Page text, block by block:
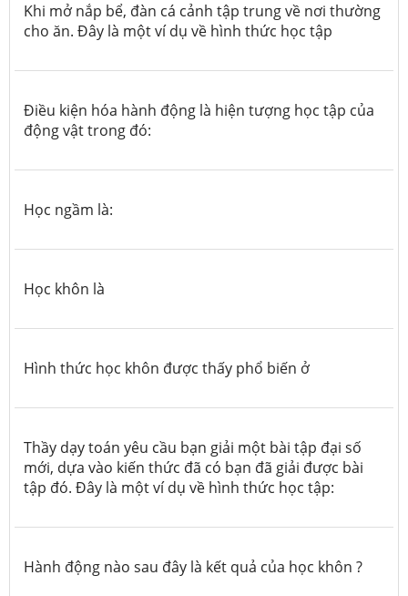
Khi mở nắp bể, đàn cá cảnh tập trung về nơi thường
cho ăn. Đây là một ví dụ về hình thức học tập
Điều kiện hóa hành động là hiện tượng học tập của
động vật trong đó:
Học ngầm là:
Học khôn là
Hình thức học khôn được thấy phổ biến ở
Thầy dạy toán yêu cầu bạn giải một bài tập đại số
mới, dựa vào kiến thức đã có bạn đã giải được bài
tập đó. Đây là một ví dụ về hình thức học tập:
Hành động nào sau đây là kết quả của học khôn ?